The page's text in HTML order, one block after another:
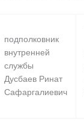
подполковник
внутренней
службы
Дусбаев Ринат
Сафаргалиевич